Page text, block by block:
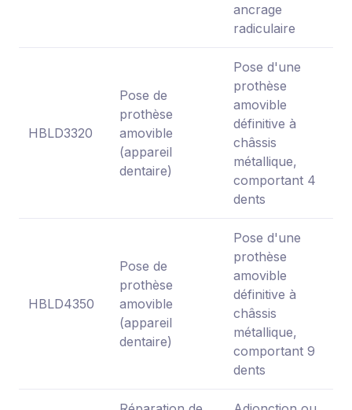
ancrage
radiculaire
HBLD3320
Pose de
prothèse
amovible
(appareil
dentaire)
Pose d'une
prothèse
amovible
définitive à
châssis
métallique,
comportant 4
dents
HBLD4350
Pose de
prothèse
amovible
(appareil
dentaire)
Pose d'une
prothèse
amovible
définitive à
châssis
métallique,
comportant 9
dents